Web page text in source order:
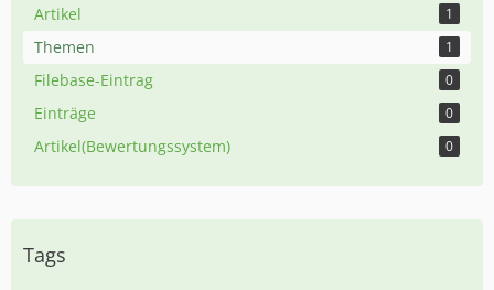
Artikel 1
Themen 1
Filebase-Eintrag 0
Einträge 0
Artikel(Bewertungssystem) 0
Tags